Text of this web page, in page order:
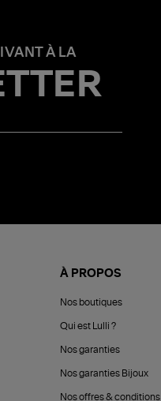
À LA
À PROPOS
Nos boutiques
Qui est Lulli ?
Nos garanties
Nos garanties Bijoux
Nos offres & conditions